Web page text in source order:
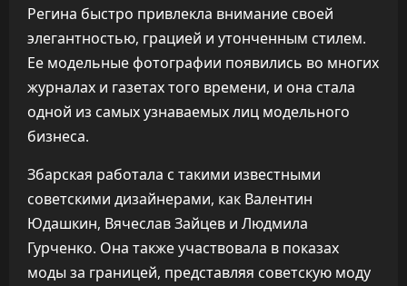
Регина быстро привлекла внимание своей
элегантностью, грацией и утонченным стилем.
Ее модельные фотографии появились во многих
журналах и газетах того времени, и она стала
одной из самых узнаваемых лиц модельного
бизнеса.
Збарская работала с такими известными
советскими дизайнерами, как Валентин
Юдашкин, Вячеслав Зайцев и Людмила
Гурченко. Она также участвовала в показах
моды за границей, представляя советскую моду